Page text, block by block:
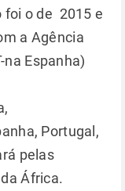
foi o de 2015 e
a Agência
Espanha)
Portugal,
pelas
África.